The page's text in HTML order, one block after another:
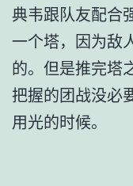
典韦跟队友配合
一个塔，因为敌
的。但是推完塔
把握的团战没必
用光的时候。